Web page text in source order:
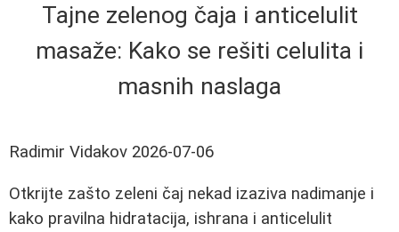
Tajne zelenog čaja i anticelulit
masaže: Kako se rešiti celulita i
masnih naslaga
Radimir Vidakov 2026-07-06
Otkrijte zašto zeleni čaj nekad izaziva nadimanje i
kako pravilna hidratacija, ishrana i anticelulit